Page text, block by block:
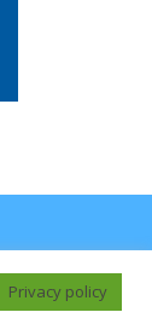
Privacy policy